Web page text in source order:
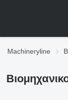
Machineryline